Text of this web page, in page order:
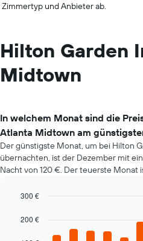
Zimmertyp und Anbieter ab.
Hilton Garden
Midtown
In welchem Monat sind die
Atlanta Midtown am
Der günstigste Monat, um bei Hilton
übernachten, ist der Dezember mit
Nacht von 120 €. Der teuerste Monat
chart
graphic.
200 €
300 €